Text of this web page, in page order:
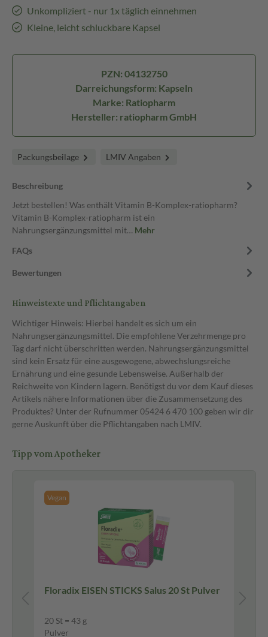
Unkompliziert - nur 1x täglich einnehmen
Kleine, leicht schluckbare Kapsel
PZN: 04132750
Darreichungsform: Kapseln
Marke: Ratiopharm
Hersteller: ratiopharm GmbH
Packungsbeilage LMIV Angaben
Beschreibung
Jetzt bestellen! Was enthält Vitamin B-Komplex-ratiopharm?
Vitamin B-Komplex-ratiopharm ist ein
Nahrungsergänzungsmittel mit… Mehr
FAQs
Bewertungen
Hinweistexte und Pflichtangaben
Wichtiger Hinweis: Hierbei handelt es sich um ein
Nahrungsergänzungsmittel. Die empfohlene Verzehrmenge pro
Tag darf nicht überschritten werden. Nahrungsergänzungsmittel
sind kein Ersatz für eine ausgewogene, abwechslungsreiche
Ernährung und eine gesunde Lebensweise. Außerhalb der
Reichweite von Kindern lagern. Benötigst du vor dem Kauf dieses
Artikels nähere Informationen über die Zusammensetzung des
Produktes? Unter der Rufnummer 05424 6 470 100 geben wir dir
gerne Auskunft über die Pflichtangaben nach LMIV.
Tipp vom Apotheker
Vegan
Floradix EISEN STICKS Salus 20 St Pulver
20 St = 43 g
Pulver